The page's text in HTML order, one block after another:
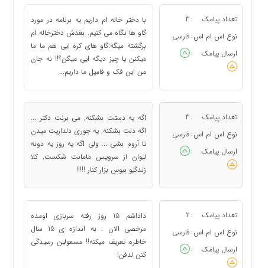
تعداد پیامک :
3
نوع اس ام اس : فارسی
ارسال پیامک
:
با دختر خاله ام داریم یه برنامه در مورد
گاو ها نگاه می کنیم. بعدش دخترخاله ام
برگشته میگه:گاو های کره ایی هم ما ما
میکنن یا چیز دیگه ایی میگن؟!! نه جان
من این فک و فامیل ما داریم...
تعداد پیامک :
3
نوع اس ام اس : فارسی
ارسال پیامک
:
اﮔﻪ یه ﺩﺳﺘﺖ ﺑﺸﮑﻨﻪ, ﻣﯽ ﺑﺮﻧﺖ دکتر ...
ﺍﮔﻪ ﺩﻟﺖ ﺑﺸﮑﻨﻪ, ﯾﻪ ﺟﻮﺭﯼ ﺩﻟﺪﺍﺭﯾﺖ ﻣﯿﺪﻥ
ﺗﺎ ﺁﺭﻭﻡ ﺑﺸﯽ ... ﻭﻟﯽ ﺍﮔﻪ یه ﺭﻭﺯ ﯾﻪ ﺩﻭنه
ﻟﯿﻮﺍﻥ ﺍﺯ ﺳﺮﻭﯾﺲ ﻣﺎﻣﺎنت ﺷﮑﺴﺖ, کلا
ﺯﻧﺪگیو ﺑﺒﻮﺱ ﺑﺰﺍﺭ ﮐﻨﺎﺭ !!!!!
تعداد پیامک :
2
نوع اس ام اس : فارسی
ارسال پیامک
:
داداشم 15 روز رفته سربازی اومده
مرخصی الان . به اندازه ی 15 سال
خاطره تعریف میکنه!! مسعولین رسیدگی
کنن لدفن!